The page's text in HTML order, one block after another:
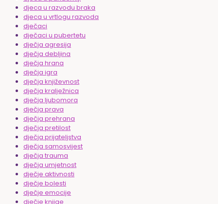
djeca u razvodu braka
djeca u vrtlogu razvoda
dječaci
dječaci u pubertetu
dječja agresija
dječja debljina
dječja hrana
dječja igra
dječja književnost
dječja kralježnica
dječja ljubomora
dječja prava
dječja prehrana
dječja pretilost
dječja prijateljstva
dječja samosvijest
dječja trauma
dječja umjetnost
dječje aktivnosti
dječje bolesti
dječje emocije
dječje knjige